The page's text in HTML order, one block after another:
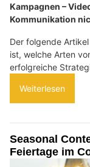
Kampagnen –
Kommunikation
Der folgende
ist, welche Arten
erfolgreiche
Weiterlesen
Seasonal
Feiertage im